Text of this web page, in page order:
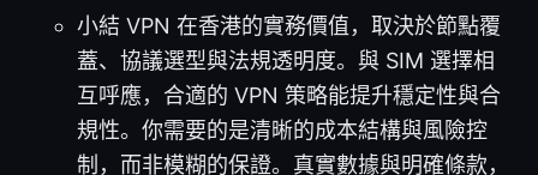
小結 VPN 在香港的實務價值，取決於節點覆
蓋、協議選型與法規透明度。與 SIM 選擇相
互呼應，合適的 VPN 策略能提升穩定性與合
規性。你需要的是清晰的成本結構與風險控
制，而非模糊的保證。真實數據與明確條款，